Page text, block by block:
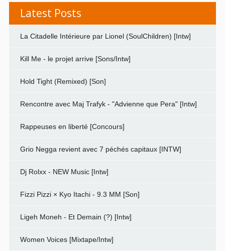
Latest Posts
La Citadelle Intérieure par Lionel (SoulChildren) [Intw]
Kill Me - le projet arrive [Sons/Intw]
Hold Tight (Remixed) [Son]
Rencontre avec Maj Trafyk - "Advienne que Pera" [Intw]
Rappeuses en liberté [Concours]
Grio Negga revient avec 7 péchés capitaux [INTW]
Dj Rolxx - NEW Music [Intw]
Fizzi Pizzi × Kyo Itachi - 9.3 MM [Son]
Ligeh Moneh - Et Demain (?) [Intw]
Women Voices [Mixtape/Intw]